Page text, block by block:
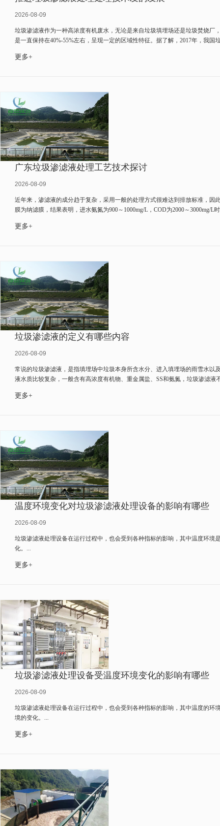
2026-08-09
垃圾渗滤液作为一种高浓度有机废水，无论是来自垃圾填埋场还是垃圾焚烧
是一直保持在40%-55%左右，呈现一定的区域性特征。据了解，2017年，我
更多+
广东垃圾渗滤液处理工艺技术探讨
2026-08-09
近年来，渗滤液的成分趋于复杂，采用一般的处理方式很难达到排放标准，
膜为纳滤膜，结果表明，进水氨氮为900～1000mg/L，COD为2000～3000mg/
更多+
垃圾渗滤液的定义有哪些内容
2026-08-09
常说的垃圾渗滤液，是指填埋场中垃圾本身所含水分、进入填埋场的雨雪水
液水质比较复杂，一般含有高浓度有机物、重金属盐、SS和氨氮，垃圾渗滤
更多+
温度环境变化对垃圾渗滤液处理设备的影响有哪些
2026-08-09
垃圾渗滤液处理设备在运行过程中，也会受到各种指标的影响，其中温度环
化。...
更多+
垃圾渗滤液处理设备受温度环境变化的影响有哪些
2026-08-09
垃圾渗滤液处理设备在运行过程中，也会受到各种指标的影响，其中温度的
境的变化。...
更多+